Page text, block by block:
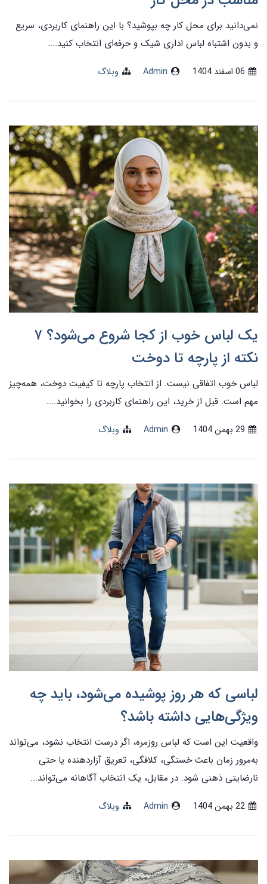
نمی‌دانید برای محل کار چه بپوشید؟ با این راهنمای کاربردی، سریع
و بدون اشتباه لباس اداری شیک و حرفه‌ای انتخاب کنید....
Admin وبلاگ
یک لباس خوب از کجا شروع می‌شود؟ ۷
نکته از پارچه تا دوخت
لباس خوب اتفاقی نیست. از انتخاب پارچه تا کیفیت دوخت، همه‌چیز
مهم است. قبل از خرید، این راهنمای کاربردی را بخوانید....
Admin وبلاگ
لباسی که هر روز پوشیده می‌شود، باید چه
ویژگی‌هایی داشته باشد؟
واقعیت این است که لباس روزمره، اگر درست انتخاب نشود، می‌تواند
به‌مرور زمان باعث خستگی، کلافگی، تعریق آزاردهنده یا حتی
نارضایتی ذهنی شود. در مقابل، یک انتخاب آگاهانه می‌تواند...
22 بهمن 1404 Admin وبلاگ